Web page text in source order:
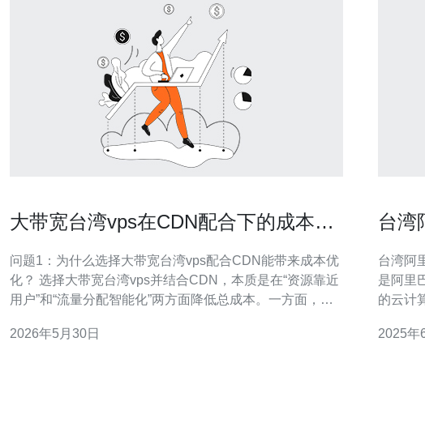
大带宽台湾vps在CDN配合下的成本优
问题1：为什么选择大带宽台湾vps配合CDN能带来成本优
化？ 选择大带宽台湾vps并结合CDN，本质是在“资源靠近
用户”和“流量分配智能化”两方面降低总成本。一方面，台
迟；另一方面，CDN将静态资源和热点流量从源站卸载，
2026年5月30日
台湾
台湾阿里
是阿里
的云计
出了最
2025年